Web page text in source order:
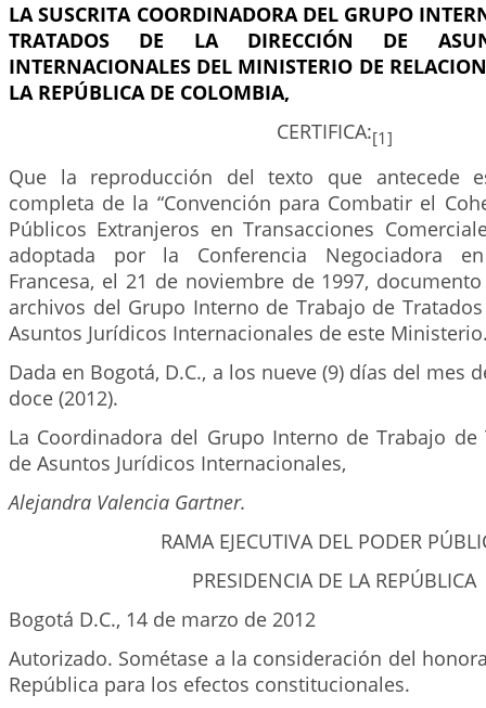
LA SUSCRITA COORDINADORA DEL GRUPO
TRATADOS DE LA DIRECCIÓN DE
INTERNACIONALES DEL MINISTERIO DE
LA REPÚBLICA DE COLOMBIA,
CERTIFICA:[1]
Que la reproducción del texto que antecede
completa de la “Convención para Combatir el
Públicos Extranjeros en Transacciones
adoptada por la Conferencia Negociadora
Francesa, el 21 de noviembre de 1997,
archivos del Grupo Interno de Trabajo de
Asuntos Jurídicos Internacionales de este
Dada en Bogotá, D.C., a los nueve (9) días del mes
doce (2012).
La Coordinadora del Grupo Interno de Trabajo de
de Asuntos Jurídicos Internacionales,
Alejandra Valencia Gartner.
RAMA EJECUTIVA DEL PODER
PRESIDENCIA DE LA REPÚBLICA
Bogotá D.C., 14 de marzo de 2012
Autorizado. Sométase a la consideración del
República para los efectos constitucionales.